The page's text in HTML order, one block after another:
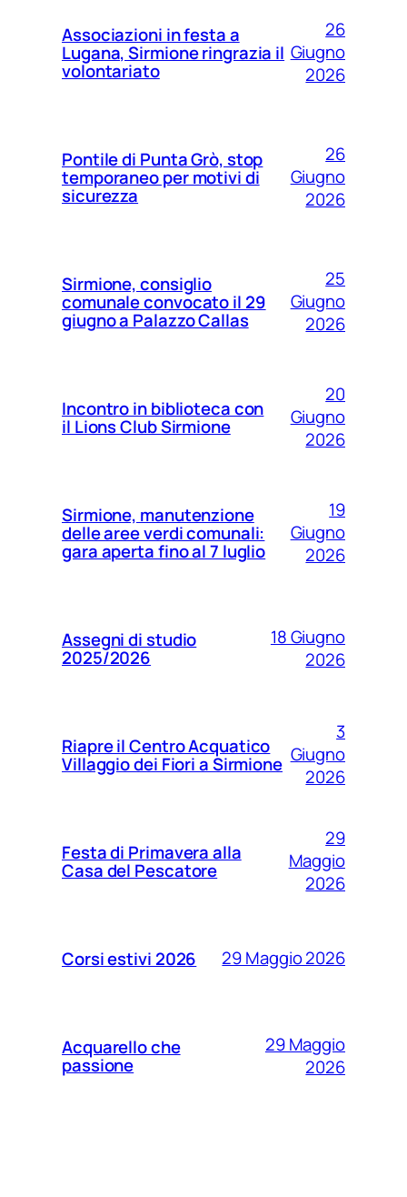
Associazioni in festa a
Lugana, Sirmione ringrazia il
volontariato
26
Giugno
2026
Pontile di Punta Grò, stop
temporaneo per motivi di
sicurezza
26
Giugno
2026
Sirmione, consiglio
comunale convocato il 29
giugno a Palazzo Callas
25
Giugno
2026
Incontro in biblioteca con
il Lions Club Sirmione
20
Giugno
2026
Sirmione, manutenzione
delle aree verdi comunali:
gara aperta fino al 7 luglio
19
Giugno
2026
Assegni di studio
2025/2026
18 Giugno
2026
Riapre il Centro Acquatico
Villaggio dei Fiori a Sirmione
3
Giugno
2026
Festa di Primavera alla
Casa del Pescatore
29
Maggio
2026
Corsi estivi 2026 29 Maggio 2026
Acquarello che
passione
29 Maggio
2026